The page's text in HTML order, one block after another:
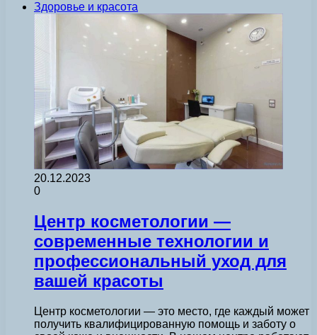
Здоровье и красота
20.12.2023
0
Центр косметологии —
современные технологии и
профессиональный уход для
вашей красоты
Центр косметологии — это место, где каждый может
получить квалифицированную помощь и заботу о